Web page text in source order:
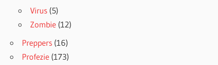
Virus (5)
Zombie (12)
Preppers (16)
Profezie (173)